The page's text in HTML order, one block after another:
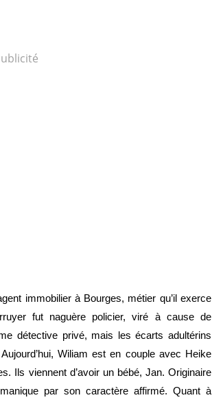
immobilier à Bourges, métier qu’il exerce
fut naguère policier, viré à cause de
détective privé, mais les écarts adultérins
Wiliam est en couple avec Heike
Ils viennent d’avoir un bébé, Jan. Originaire
par son caractère affirmé. Quant à